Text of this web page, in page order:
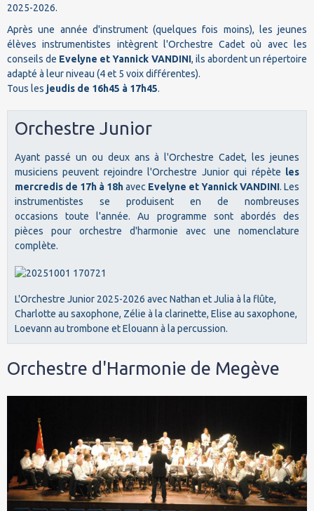
2025-2026.
Après une année d'instrument (quelques fois moins), les jeunes
élèves instrumentistes intègrent l'Orchestre Cadet où avec les
conseils de Evelyne et Yannick VANDINI, ils abordent un répertoire
adapté à leur niveau (4 et 5 voix différentes).
Tous les jeudis de 16h45 à 17h45.
Orchestre Junior
Ayant passé un ou deux ans à l'Orchestre Cadet, les jeunes
musiciens peuvent rejoindre l'Orchestre Junior qui répète les
mercredis de 17h à 18havec Evelyne et Yannick VANDINI. Les
instrumentistes se produisent en de nombreuses
occasions toute l'année. Au programme sont abordés des
pièces pour orchestre d'harmonie avec une nomenclature
complète.
L'Orchestre Junior 2025-2026 avec Nathan et Julia à la flûte,
Charlotte au saxophone, Zélie à la clarinette, Elise au saxophone,
Loevann au trombone et Elouann à la percussion.
Orchestre d'Harmonie de Megève